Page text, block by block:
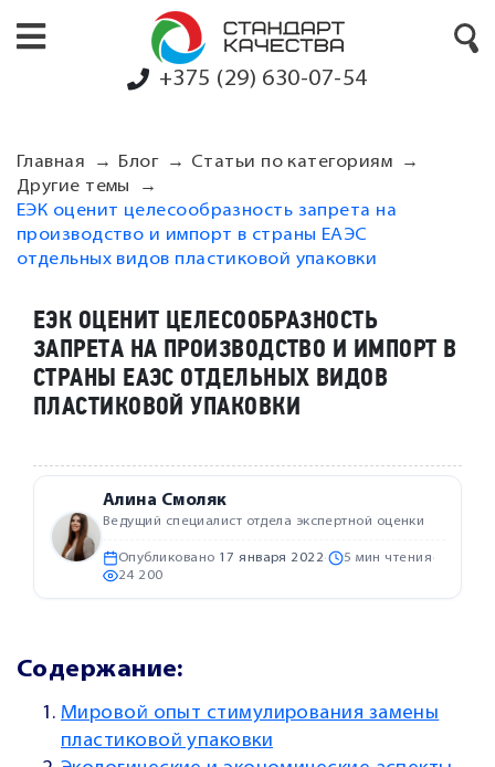
+375 (29) 630-07-54
Главная Блог
Статьи по категориям
Другие темы
ЕЭК оценит целесообразность запрета на
производство и импорт в страны ЕАЭС
отдельных видов пластиковой упаковки
ЕЭК ОЦЕНИТ ЦЕЛЕСООБРАЗНОСТЬ
ЗАПРЕТА НА ПРОИЗВОДСТВО И ИМПОРТ В
СТРАНЫ ЕАЭС ОТДЕЛЬНЫХ ВИДОВ
ПЛАСТИКОВОЙ УПАКОВКИ
Алина Смоляк
Ведущий специалист отдела экспертной оценки
Опубликовано 17 января 2022· 5 мин чтения·
24 200
Содержание:
Мировой опыт стимулирования замены
пластиковой упаковки